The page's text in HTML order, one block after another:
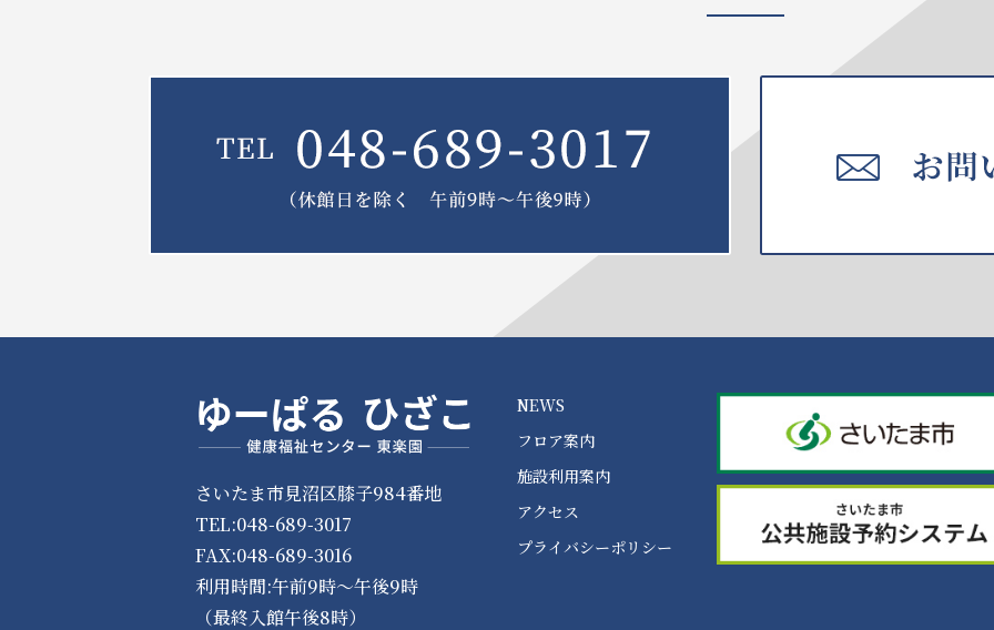
さいたま市見沼区膝子984番地
TEL:048-689-3017
FAX:048-689-3016
利用時間:午前9時～午後9時
（最終入館午後8時）
NEWS
フロア案内
施設利用案内
アクセス
プライバシーポリシー